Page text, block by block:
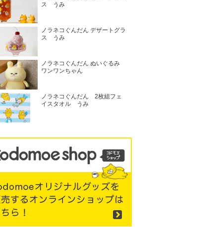
ス うみ
ノラネコぐんだん デザートグラ
ス うみ
ノラネコぐんだん ぬいぐるみ
ワンワンちゃん
ノラネコぐんだん 2枚組フェ
イスタオル うみ